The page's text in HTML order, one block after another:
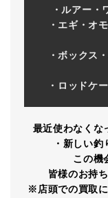
・ルアー
・エギ・オ
・ボックス
・ロッドケ
最近使わなくな
・新しい
この機
皆様のお持
※店頭での買取